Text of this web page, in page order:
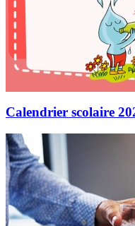
Calendrier scolaire